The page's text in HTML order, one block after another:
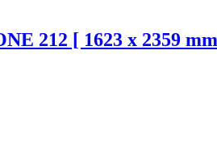
212 [ 1623 x 2359